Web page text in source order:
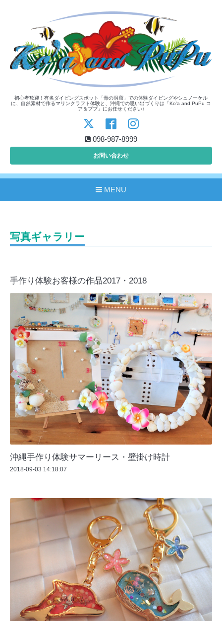
初心者歓迎！有名ダイビングスポット「青の洞窟」での体験ダイビングやシュノーケル
に、自然素材で作るマリンクラフト体験と、沖縄での思い出づくりは「Ko'a and PuPu コ
ア＆ププ」にお任せください♪
098-987-8999
お問い合わせ
MENU
写真ギャラリー
手作り体験お客様の作品2017・2018
沖縄手作り体験サマーリース・壁掛け時計
2018-09-03 14:18:07